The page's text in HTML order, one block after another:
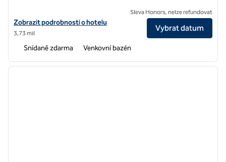
Zobrazit podrobnosti o hotelu Homewood Suites by Hilton Fremont
Zobrazit podrobnosti o hotelu
3,73 mil
Sleva Honors, nelze refundovat
Vybrat datum
Snídaně zdarma Venkovní bazén
1 z 12
další